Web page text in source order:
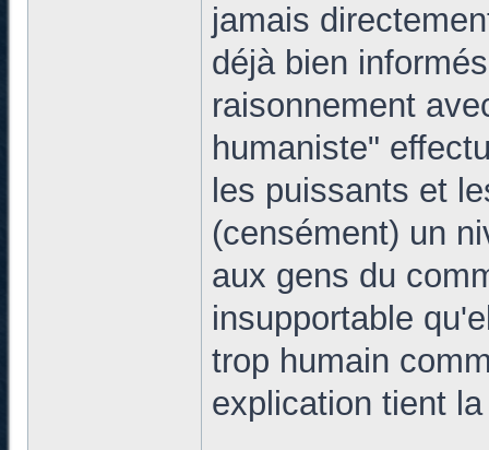
jamais
déjà bien
raisonnement
humaniste"
les puissants et
(censément) un
aux gens du
insupportable
trop humain
explication tient